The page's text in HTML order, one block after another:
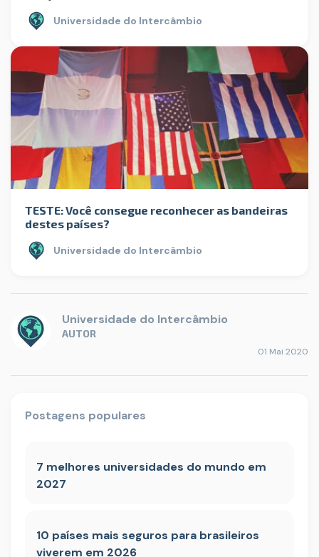
Universidade do Intercâmbio
TESTE: Você consegue reconhecer as bandeiras
destes países?
Universidade do Intercâmbio
Universidade do Intercâmbio
AUTOR
01 Mai 2020
Postagens populares
7 melhores universidades do mundo em
2027
10 países mais seguros para brasileiros
viverem em 2026